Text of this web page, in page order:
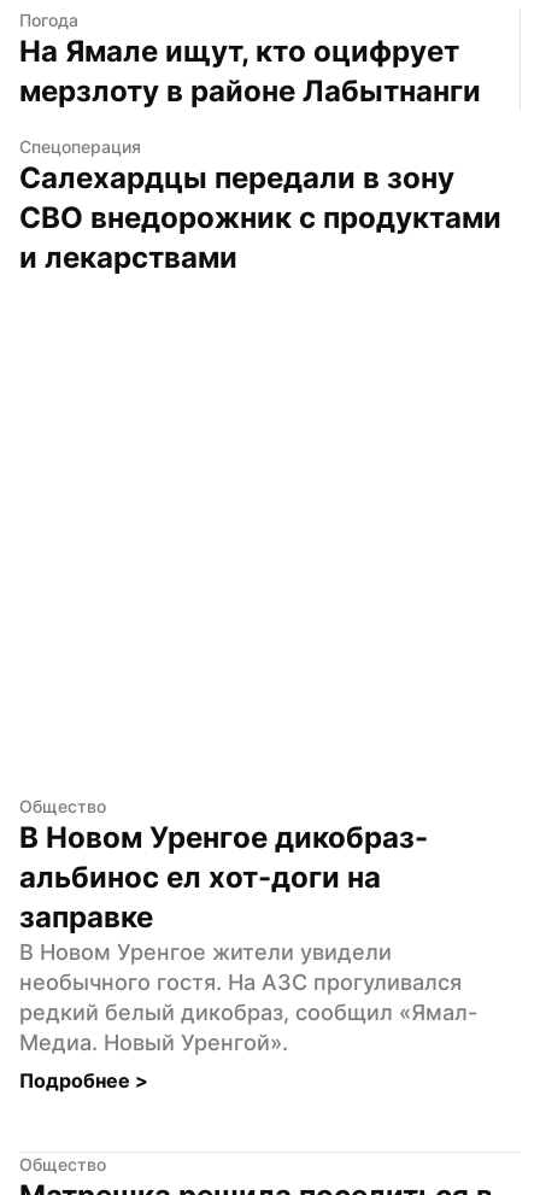
Погода
На Ямале ищут, кто оцифрует
мерзлоту в районе Лабытнанги
Спецоперация
Салехардцы передали в зону
СВО внедорожник с продуктами
и лекарствами
Общество
В Новом Уренгое дикобраз-
альбинос ел хот-доги на
заправке
В Новом Уренгое жители увидели
необычного гостя. На АЗС прогуливался
редкий белый дикобраз, сообщил «Ямал-
Медиа. Новый Уренгой».
Подробнее >
Общество